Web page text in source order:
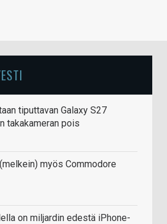
tiputtavan Galaxy S27
takakameran pois
myös Commodore
on miljardin edestä iPhone-